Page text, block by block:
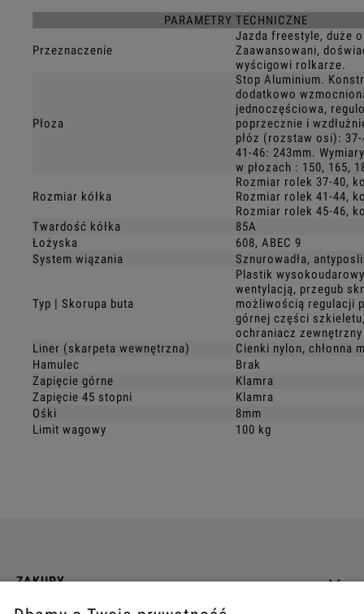
PARAMETRY TECHNICZNE
Przeznaczenie
Jazda freestyle, duże
Zaawansowani,
wyścigowi rolkarze.
Płoza
Stop Aluminium.
dodatkowo
jednoczęściowa,
poprzecznie i
płóz (rozstaw osi):
41-46: 243mm.
w płozach : 150, 165,
Rozmiar kółka
Rozmiar rolek 37-40,
Rozmiar rolek 41-44,
Rozmiar rolek 45-46,
Twardość kółka
85A
Łożyska
608, ABEC 9
System wiązania
Sznurowadła,
Typ | Skorupa buta
Plastik
wentylacją, przegub
możliwością regulacji
górnej części
ochraniacz zewnętrzny
Liner (skarpeta wewnętrzna)
Cienki nylon, chłonna
Hamulec
Brak
Zapięcie górne
Klamra
Zapięcie 45 stopni
Klamra
Ośki
8mm
Limit wagowy
100 kg
ZAKUPY